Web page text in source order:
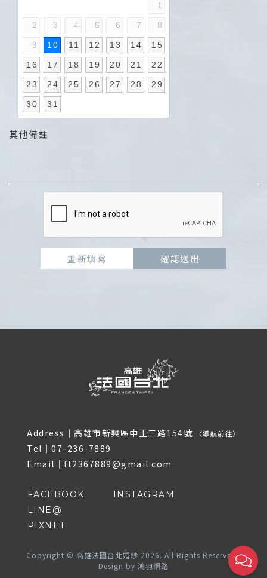
1
2 3 4 5 6 7 8
9 10 11 12 13 14 15
16 17 18 19 20 21 22
23 24 25 26 27 28 29
30 31
其他備註
重新填寫 確認送出
Address｜ 高雄市新興區中正三路154號 〈導航前往〉
Tel｜07-236-7889
Email｜ft2367889@gmail.com
FACEBOOK
LINE@
PIXNET
INSTAGRAM
Copyright © 高雄法國台北婚紗 2026. All Rights Reserved
Design by 鴻羽網路